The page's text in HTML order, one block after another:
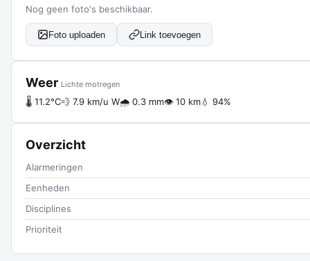
Nog geen foto's beschikbaar.
Foto uploaden Link toevoegen
Weer Lichte motregen
🌡 11.2°C💨 7.9 km/u W🌧 0.3 mm👁 10 km💧 94%
Overzicht
Alarmeringen
Eenheden
Disciplines
Prioriteit